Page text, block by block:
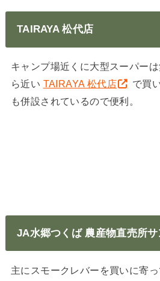
TAIRAYA 松代店
キャンプ場近くに大型スーパー
ら近い TAIRAYA 松代店
で買
も併設されているので便利。
JA水郷つくば 農産物直売所
主にスモークレバーを買いに寄